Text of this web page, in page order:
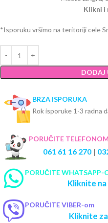
Klikni i
*Isporuku vršimo na teritoriji cele
DODAJ
BRZA ISPORUKA
Rok isporuke 1-3 radna
PORUČITE TELEFONOM
061 61 16 270 |
PORUČITE WHATSAPP-
Kliknite
PORUČITE VIBER-om
Kliknite